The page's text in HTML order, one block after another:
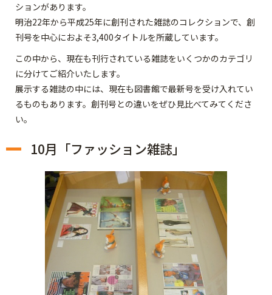
ションがあります。
明治22年から平成25年に創刊された雑誌のコレクションで、創
刊号を中心におよそ3,400タイトルを所蔵しています。
この中から、現在も刊行されている雑誌をいくつかのカテゴリ
に分けてご紹介いたします。
展示する雑誌の中には、現在も図書館で最新号を受け入れてい
るものもあります。創刊号との違いをぜひ見比べてみてくださ
い。
10月「ファッション雑誌」